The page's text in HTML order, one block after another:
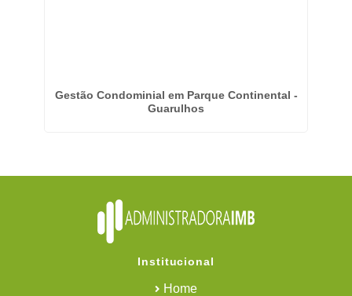
Gestão Condominial em Parque Continental -
Guarulhos
Institucional
Home